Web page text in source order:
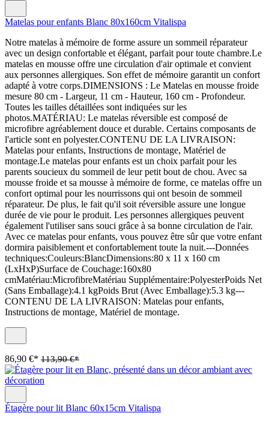
Matelas pour enfants Blanc 80x160cm Vitalispa
Notre matelas à mémoire de forme assure un sommeil réparateur
avec un design confortable et élégant, parfait pour toute chambre.Le
matelas en mousse offre une circulation d'air optimale et convient
aux personnes allergiques. Son effet de mémoire garantit un confort
adapté à votre corps.DIMENSIONS : Le Matelas en mousse froide
mesure 80 cm - Largeur, 11 cm - Hauteur, 160 cm - Profondeur.
Toutes les tailles détaillées sont indiquées sur les
photos.MATÉRIAU: Le matelas réversible est composé de
microfibre agréablement douce et durable. Certains composants de
l'article sont en polyester.CONTENU DE LA LIVRAISON:
Matelas pour enfants, Instructions de montage, Matériel de
montage.Le matelas pour enfants est un choix parfait pour les
parents soucieux du sommeil de leur petit bout de chou. Avec sa
mousse froide et sa mousse à mémoire de forme, ce matelas offre un
confort optimal pour les nourrissons qui ont besoin de sommeil
réparateur. De plus, le fait qu'il soit réversible assure une longue
durée de vie pour le produit. Les personnes allergiques peuvent
également l'utiliser sans souci grâce à sa bonne circulation de l'air.
Avec ce matelas pour enfants, vous pouvez être sûr que votre enfant
dormira paisiblement et confortablement toute la nuit.---Données
techniques:Couleurs:BlancDimensions:80 x 11 x 160 cm
(LxHxP)Surface de Couchage:160x80
cmMatériau:MicrofibreMatériau Supplémentaire:PolyesterPoids Net
(Sans Emballage):4.1 kgPoids Brut (Avec Emballage):5.3 kg---
CONTENU DE LA LIVRAISON: Matelas pour enfants,
Instructions de montage, Matériel de montage.
86,90 €* 113,90 €*
Étagère pour lit Blanc 60x15cm Vitalispa